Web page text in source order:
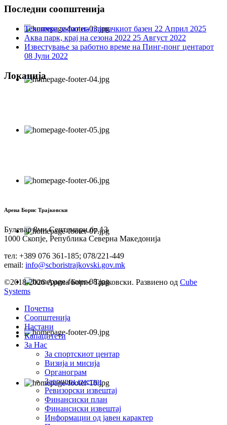
Последни соопштенија
Технички зафат на пливачкиот базен 22 Април 2025
Аква парк, крај на сезона 2022 25 Август 2022
Известување за работно време на Пинг-понг центарот
08 Јули 2022
Локација
Арена Борис Трајковски
Булевар 8ми Септември бр.13
1000 Скопје, Република Северна Македонија
тел: +389 076 361-185; 078/221-449
email: info@scboristrajkovski.gov.mk
©2018-2026 Арена Борис Трајковски. Развиено од Cube
Systems
Почетна
Соопштенија
Настани
Капацитети
За Нас
За спортскиот центар
Визија и мисија
Органограм
Завршни сметки
Ревизорски извештај
Финансиски план
Финансиски извештај
Информации од јавен карактер